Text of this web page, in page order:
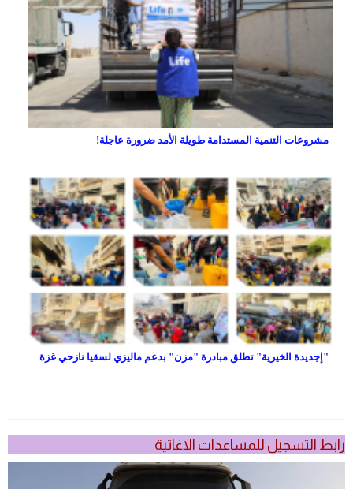
مشروعات التنمية المستدامة طويلة الأمد ضرورة عاجلة!
"إجديدة الخيرية" تطلق مبادرة "مزن" بدعم ماليزي لسقيا نازحي غزة
رابط التسجيل للمساعدات الاغاثية